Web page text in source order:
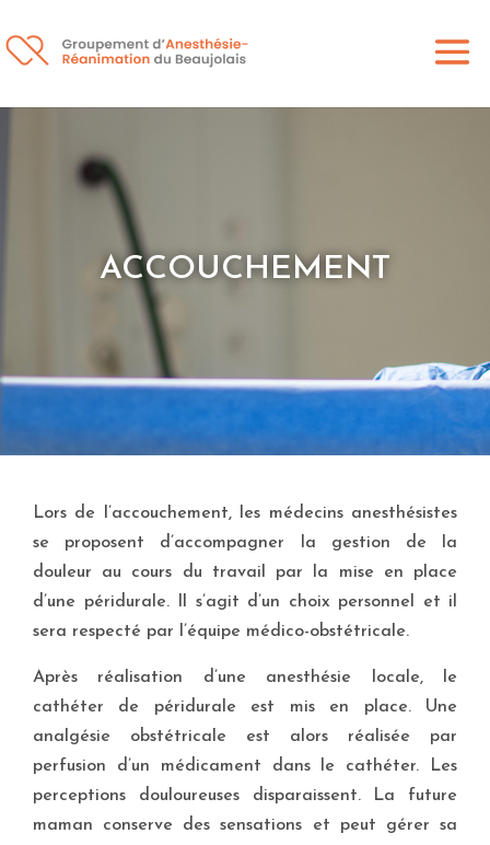
ACCOUCHEMENT
Lors de l’accouchement, les médecins anesthésistes
se proposent d’accompagner la gestion de la
douleur au cours du travail par la mise en place
d’une péridurale. Il s’agit d’un choix personnel et il
sera respecté par l’équipe médico-obstétricale.
Après réalisation d’une anesthésie locale, le
cathéter de péridurale est mis en place. Une
analgésie obstétricale est alors réalisée par
perfusion d’un médicament dans le cathéter. Les
perceptions douloureuses disparaissent. La future
maman conserve des sensations et peut gérer sa